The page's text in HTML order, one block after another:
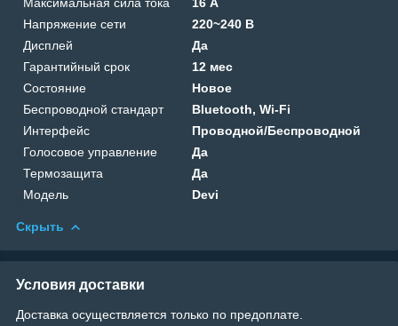
Напряжение сети
220~240 В
Дисплей
Да
Гарантийный срок
12 мес
Состояние
Новое
Беспроводной стандарт
Bluetooth, Wi-Fi
Интерфейс
Проводной/Беспроводной
Голосовое управление
Да
Термозащита
Да
Модель
Devi
Скрыть
Условия доставки
Доставка осуществляется только по предоплате.